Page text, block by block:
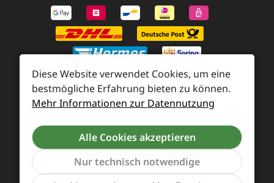
Zahlung und Versand
Widerrufsrecht und Rücksendung
Kontakt
Händleranfragen
Cookie-Voreinstellungen
Diese Website verwendet Cookies, um eine
bestmögliche Erfahrung bieten zu können.
Mehr Informationen zur Datennutzung
Alle Cookies akzeptieren
Nur technisch notwendige